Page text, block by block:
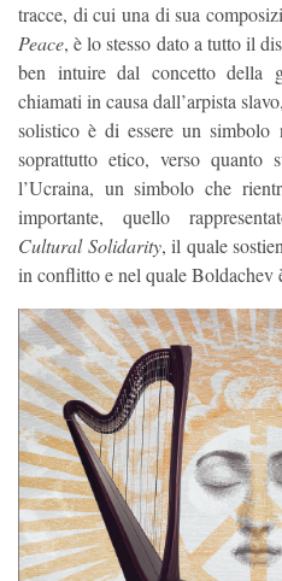
tracce, di cui una di sua
Peace, è lo stesso dato a tutto il
ben intuire dal concetto della
chiamati in causa dall’arpista
solistico è di essere un
soprattutto etico, verso quanto
l’Ucraina, un simbolo che
importante, quello
Cultural Solidarity, il quale
in conflitto e nel quale Boldachev